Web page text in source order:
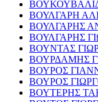
ΒΟΥΛΓΑΡΗ
ΒΟΥΛΓΑΡΗΣ
ΒΟΥΛΓΑΡΗΣ
ΒΟΥΝΤΑΣ
ΒΟΥΡΔΑΜΗΣ
ΒΟΥΡΟΣ
ΒΟΥΡΟΣ
ΒΟΥΤΕΡΗΣ